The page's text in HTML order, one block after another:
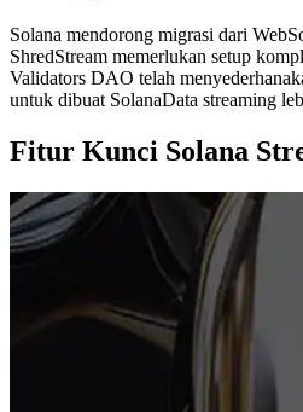
Solana mendorong migrasi dari
ShredStream memerlukan setup
Validators DAO telah
untuk dibuat SolanaData streaming
Fitur Kunci Solana